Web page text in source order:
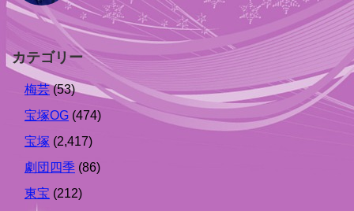
カテゴリー
梅芸(53)
宝塚OG (474)
宝塚 (2,417)
劇団四季 (86)
東宝 (212)